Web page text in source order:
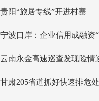
贵阳“旅居专线”开进村寨
宁波口岸：企业信用成融资
云南永金高速巡查发现险情